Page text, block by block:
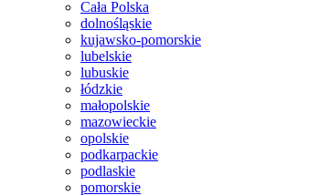
Cała Polska
dolnośląskie
kujawsko-pomorskie
lubelskie
lubuskie
łódzkie
małopolskie
mazowieckie
opolskie
podkarpackie
podlaskie
pomorskie